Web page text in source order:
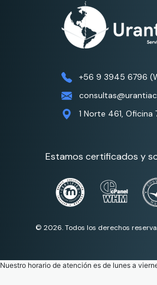
+56 9 3945 6796
1 Norte 461,
Estamos certificados y
© 2026. Todos los derechos
Nuestro horario de atención es de lunes a